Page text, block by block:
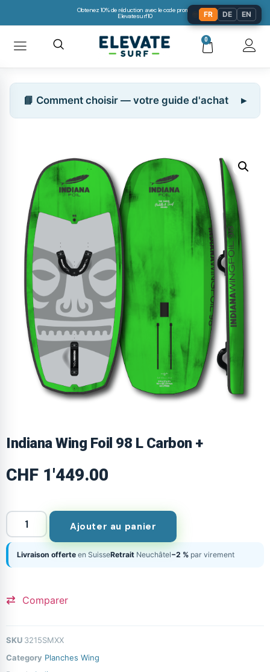
Obtenez 10% de réduction avec le code promo:
Elevatesurf10
0
📘 Comment choisir — votre guide d'achat
Indiana Wing Foil 98 L Carbon +
CHF 1'449.00
Ajouter au panier
Livraison offerte en SuisseRetrait Neuchâtel−2 % par virement
Comparer
SKU 3215SMXX
Category Planches Wing
FR DE EN